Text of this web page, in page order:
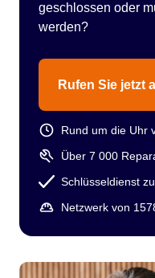
geschlossen oder
werden?
Rufen Sie jetzt
Rund um die Uhr
Über 7 000
Schlüsseldienst
Netzwerk von